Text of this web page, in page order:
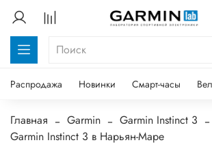
Распродажа Новинки Смарт-часы
Главная Garmin
Garmin Instinct 3
Garmin Instinct 3 в Нарьян-Маре